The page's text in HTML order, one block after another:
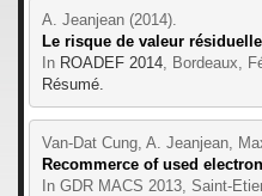
A. Jeanjean (2014).
Le risque de valeur
In ROADEF 2014, Bordeaux,
Résumé.
Van-Dat Cung, A. Jeanjean,
Recommerce of used
In GDR MACS 2013, Saint-